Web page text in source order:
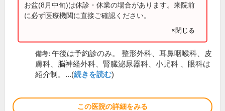
お盆(8月中旬)は休診・休業の場合があります。来院前
に必ず医療機関に直接ご確認ください。
×閉じる
備考: 午後は予約診のみ。 整形外科、耳鼻咽喉科、皮
膚科、脳神経外科、腎臓泌尿器科、小児科 、眼科は
紹介制。...(続きを読む)
この医院の詳細をみる